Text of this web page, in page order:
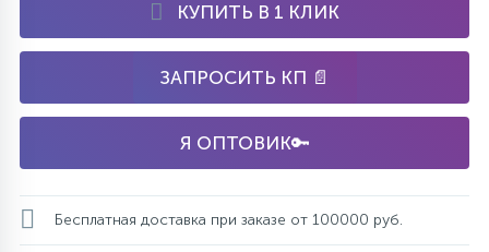
КУПИТЬ В 1 КЛИК
ЗАПРОСИТЬ КП 📄
Я ОПТОВИК🔑
Бесплатная доставка при заказе от 100000 руб.